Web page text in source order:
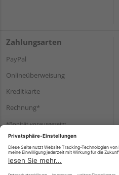
Zahlungsarten
PayPal
Onlineüberweisung
Kreditkarte
Rechnung*
*Bonität vorausgesetzt